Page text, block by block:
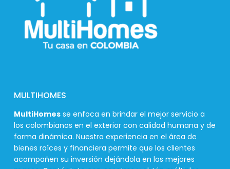
MULTIHOMES
MultiHomes se enfoca en brindar el mejor servicio a
los colombianos en el exterior con calidad humana y de
forma dinámica. Nuestra experiencia en el área de
bienes raíces y financiera permite que los clientes
acompañen su inversión dejándola en las mejores